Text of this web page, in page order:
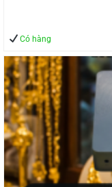
Có hàng